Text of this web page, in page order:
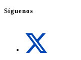
Síguenos